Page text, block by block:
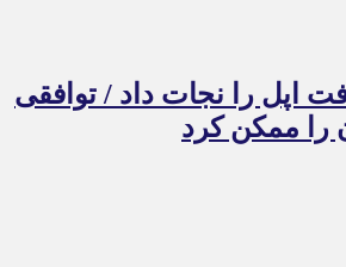
اپل را نجات داد / توافقی
را ممکن کرد